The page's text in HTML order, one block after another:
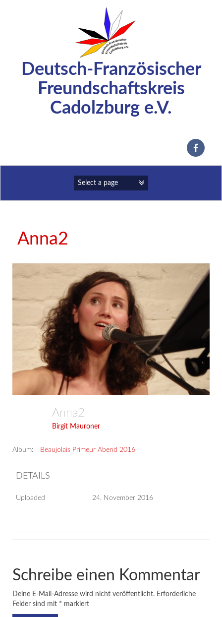
Deutsch-Französischer
Freundschaftskreis
Cadolzburg e.V.
Anna2
Anna2
Birgit Mauroner
Album: Beaujolais Primeur Abend 2016
DETAILS
Uploaded 24. November 2016
Schreibe einen Kommentar
Deine E-Mail-Adresse wird nicht veröffentlicht. Erforderliche
Felder sind mit * markiert